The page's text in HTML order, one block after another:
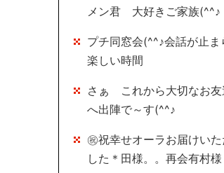
メン君 大好きご家族(^^♪
プチ同窓会(^^♪会話が止ま
楽しい時間
さぁ これから大切なお友
へ出陣で～す(^^♪
㊗祝幸せオーラお届けいた
した＊田様。。再会有村様